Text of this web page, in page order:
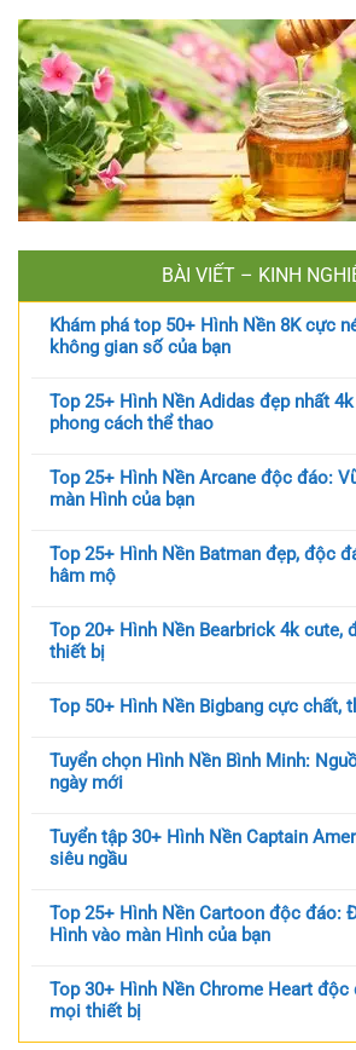
BÀI VIẾT – KINH
Khám phá top 50+ Hình Nền 8K cực
không gian số của bạn
Top 25+ Hình Nền Adidas đẹp nhất
phong cách thể thao
Top 25+ Hình Nền Arcane độc đáo:
màn Hình của bạn
Top 25+ Hình Nền Batman đẹp, độc
hâm mộ
Top 20+ Hình Nền Bearbrick 4k cute,
thiết bị
Top 50+ Hình Nền Bigbang cực chất,
Tuyển chọn Hình Nền Bình Minh:
ngày mới
Tuyển tập 30+ Hình Nền Captain
siêu ngầu
Top 25+ Hình Nền Cartoon độc đáo:
Hình vào màn Hình của bạn
Top 30+ Hình Nền Chrome Heart
mọi thiết bị